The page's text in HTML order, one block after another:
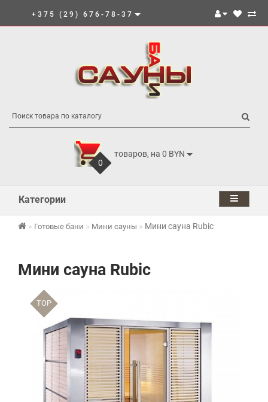
+375 (29) 676-78-37
0
товаров, на 0 BYN
Категории
Готовые бани Мини сауны Мини сауна Rubic
Мини сауна Rubic
TOP